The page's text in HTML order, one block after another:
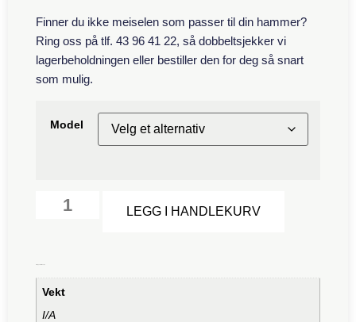
Finner du ikke meiselen som passer til din hammer?
Ring oss på tlf. 43 96 41 22, så dobbeltsjekker vi
lagerbeholdningen eller bestiller den for deg så snart
som mulig.
Model
LEGG I HANDLEKURV
Vekt
I/A